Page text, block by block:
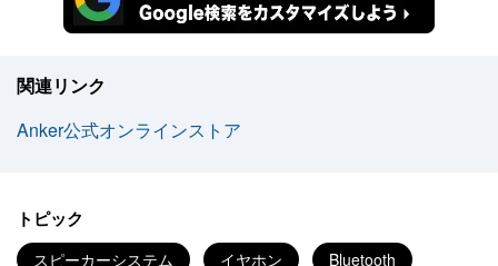
関連リンク
Anker公式オンラインストア
トピック
スピーカーシステム イヤホン
Bluetooth